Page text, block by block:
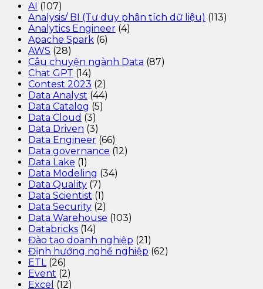
AI (107)
Analysis/ BI (Tư duy phân tích dữ liệu) (113)
Analytics Engineer (4)
Apache Spark (6)
AWS (28)
Câu chuyện ngành Data (87)
Chat GPT (14)
Contest 2023 (2)
Data Analyst (44)
Data Catalog (5)
Data Cloud (3)
Data Driven (3)
Data Engineer (66)
Data governance (12)
Data Lake (1)
Data Modeling (34)
Data Quality (7)
Data Scientist (1)
Data Security (2)
Data Warehouse (103)
Databricks (14)
Đào tạo doanh nghiệp (21)
Định hướng nghề nghiệp (62)
ETL(26)
Event (2)
Excel (12)